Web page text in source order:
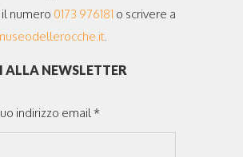
numero 0173 976181 o scrivere a
.
ALLA NEWSLETTER
indirizzo email *